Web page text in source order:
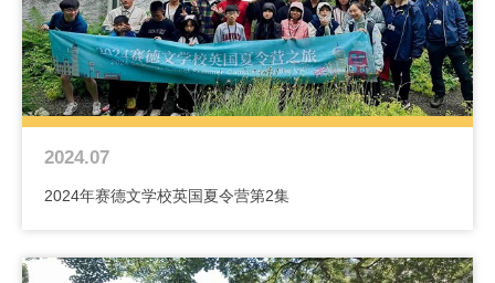
2024.07
2024年赛德文学校英国夏令营第2集